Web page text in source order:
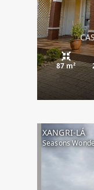
87 m²
XANGRI-LÁ
Seasons